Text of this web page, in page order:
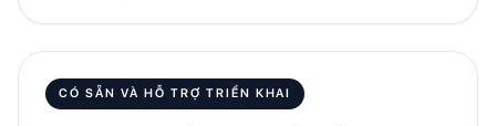
CÓ SẴN VÀ HỖ TRỢ TRIỂN KHAI